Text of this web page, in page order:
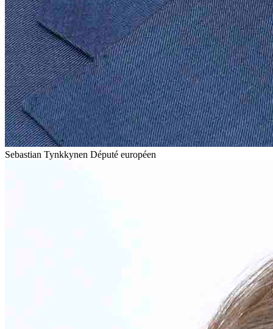
Sebastian Tynkkynen Député européen